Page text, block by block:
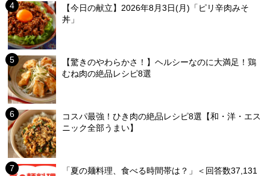
【今日の献立】2026年8月3日(月)「ピリ辛肉みそ
丼」
【驚きのやわらかさ！】ヘルシーなのに大満足！鶏
むね肉の絶品レシピ8選
コスパ最強！ひき肉の絶品レシピ8選【和・洋・エス
ニック全部うまい】
「夏の麺料理、食べる時間帯は？」＜回答数37,131